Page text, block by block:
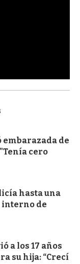
de
cero
hasta una
interno de
a los 17 años
su hija: “Crecí